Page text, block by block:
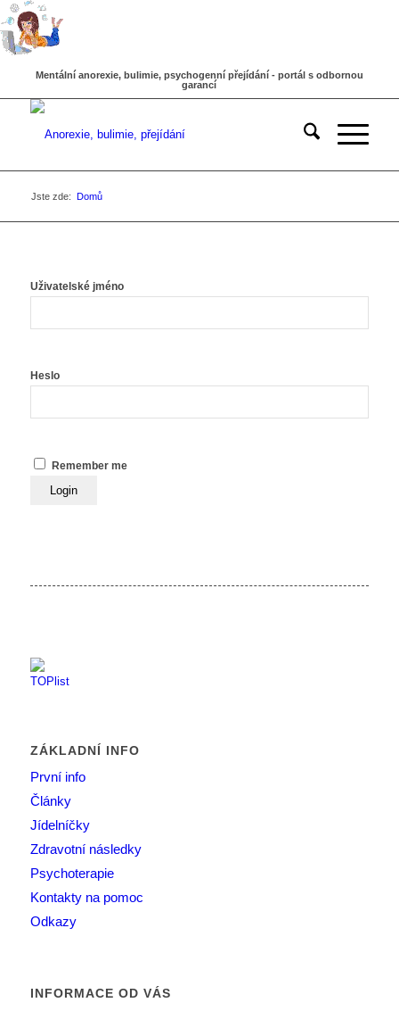
Mentální anorexie, bulimie, psychogenní přejídání - portál s odbornou
garancí
Jste zde: Domů
Uživatelské jméno
Heslo
Remember me
ZÁKLADNÍ INFO
První info
Články
Jídelníčky
Zdravotní následky
Psychoterapie
Kontakty na pomoc
Odkazy
INFORMACE OD VÁS